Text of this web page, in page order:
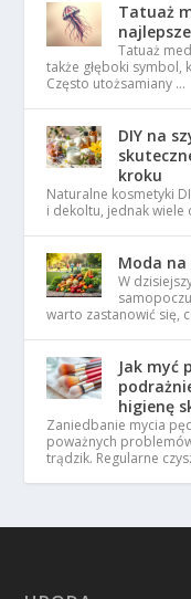
Tatuaż
Tatuaż
także głęboki symbol,
Często utożsamiany …
DIY na
kroku
Naturalne kosmetyki
i dekoltu, jednak wiele
Moda
W
warto zastanowić się,
Jak myć
higienę
Zaniedbanie mycia
poważnych
trądzik. Regularne